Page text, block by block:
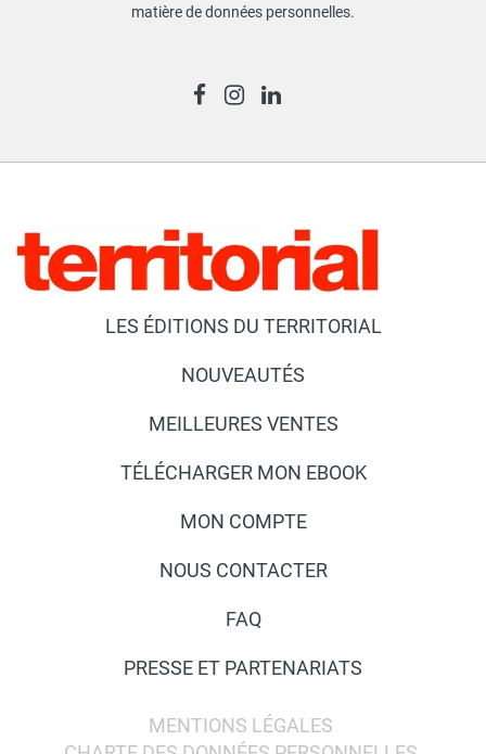
matière de données personnelles.
LES ÉDITIONS DU TERRITORIAL
NOUVEAUTÉS
MEILLEURES VENTES
TÉLÉCHARGER MON EBOOK
MON COMPTE
NOUS CONTACTER
FAQ
PRESSE ET PARTENARIATS
MENTIONS LÉGALES